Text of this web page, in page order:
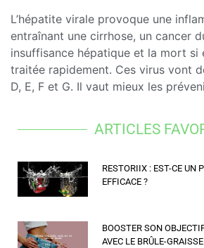
L’hépatite virale provoque une
entraînant une cirrhose, un cancer
insuffisance hépatique et la mort si
traitée rapidement. Ces virus vont
D, E, F et G. Il vaut mieux les
ARTICLES
RESTORIIX : EST-CE UN
EFFICACE ?
BOOSTER SON
AVEC LE BRÛLE-